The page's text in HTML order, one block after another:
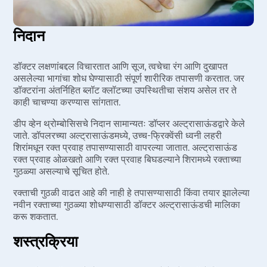
निदान
डॉक्टर लक्षणांबद्दल विचारतात आणि सूज, त्वचेचा रंग आणि दुखापत
असलेल्या भागांचा शोध घेण्यासाठी संपूर्ण शारीरिक तपासणी करतात. जर
डॉक्टरांना अंतर्निहित ब्लॉट क्लॉटच्या उपस्थितीचा संशय असेल तर ते
काही चाचण्या करण्यास सांगतात.
डीप व्हेन थ्रोम्बोसिसचे निदान सामान्यतः डॉप्लर अल्ट्रासाऊंडद्वारे केले
जाते. डॉपलरच्या अल्ट्रासाऊंडमध्ये, उच्च-फ्रिक्वेंसी ध्वनी लहरी
शिरांमधून रक्त प्रवाह तपासण्यासाठी वापरल्या जातात. अल्ट्रासाऊंड
रक्त प्रवाह ओळखतो आणि रक्त प्रवाह बिघडल्याने शिरामध्ये रक्ताच्या
गुठळ्या असल्याचे सूचित होते.
रक्ताची गुठळी वाढत आहे की नाही हे तपासण्यासाठी किंवा तयार झालेल्या
नवीन रक्ताच्या गुठळ्या शोधण्यासाठी डॉक्टर अल्ट्रासाऊंडची मालिका
करू शकतात.
शस्त्रक्रिया